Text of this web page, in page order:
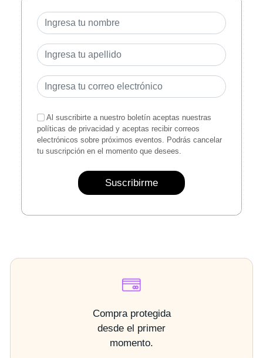
Al suscribirte a nuestro boletín aceptas nuestras
políticas de privacidad y aceptas recibir correos
electrónicos sobre próximos eventos. Podrás cancelar
tu suscripción en el momento que desees.
Suscribirme
Compra protegida
desde el primer
momento.